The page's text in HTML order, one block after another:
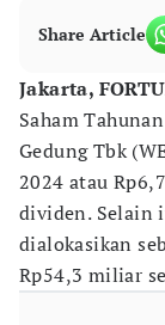
Share Article
Jakarta,
Saham
Gedung Tbk
2024 atau
dividen. Selain
dialokasikan
Rp54,3 miliar